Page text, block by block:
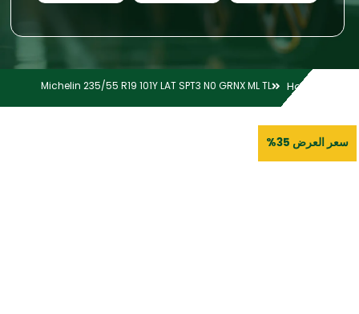
Home
Michelin 235/55 R19 101Y LAT SPT3 N0 GRNX ML TL
سعر العرض 35%